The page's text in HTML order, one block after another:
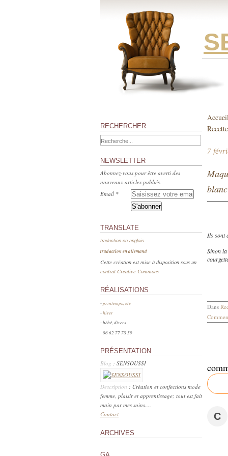
RECHERCHER
NEWSLETTER
Abonnez-vous pour être averti des
nouveaux articles publiés.
Email
TRANSLATE
traduction en anglais
traduction en allemand
Cette création est mise à disposition sous un
contrat Creative Commons
RÉALISATIONS
-printemps, été
-hiver
- bébé, divers
06 62 77 78 59
PRÉSENTATION
Blog : SENSOUSSI
Description : Création et confections mode
femme, plaisir et apprentissage; tout est fait
main par mes soins....
Contact
ARCHIVES
7
Ils sont
Sinon la
Dans
C